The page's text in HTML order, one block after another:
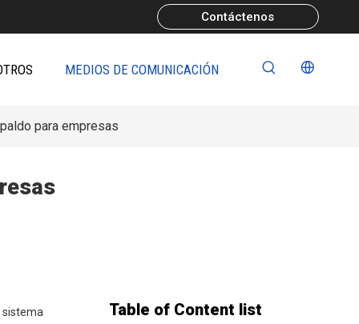
Contáctenos
MEDIOS DE COMUNICACIÓN
para empresas
sistema
Table of Content list